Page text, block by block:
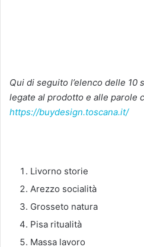
Qui di seguito l’elenco delle
legate al prodotto e alle parole
https://buydesign.toscana.it/
Livorno storie
Arezzo socialità
Grosseto natura
Pisa ritualità
Massa lavoro